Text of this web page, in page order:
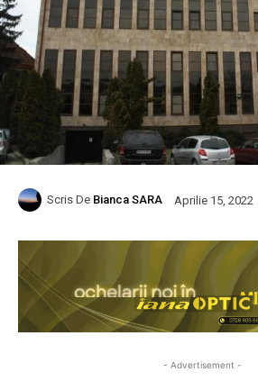
Scris De Bianca SARA Aprilie 15, 2022
- Advertisement -